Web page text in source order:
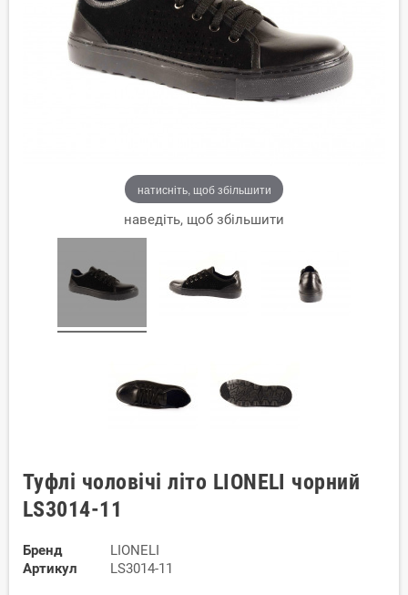
натисніть, щоб збільшити
наведіть, щоб збільшити
Туфлі чоловічі літо LIONELI чорний
LS3014-11
Бренд
LIONELI
Артикул
LS3014-11